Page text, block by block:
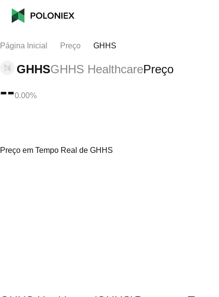
Página Inicial Preço GHHS
GHHSGHHS HealthcarePreço
--0.00%
Preço em Tempo Real de GHHS